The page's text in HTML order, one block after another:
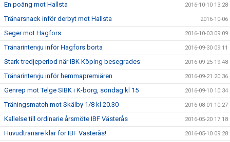
En poäng mot Hallsta 2016-10-10 13:28
Tränarsnack inför derbyt mot Hallsta 2016-10-06
Seger mot Hagfors 2016-10-03 09:09
Tränarintervju inför Hagfors borta 2016-09-30 09:11
Stark tredjeperiod när IBK Köping besegrades 2016-09-25 19:48
Tränarintervju inför hemmapremiären 2016-09-21 20:36
Genrep mot Telge SIBK i K-borg, söndag kl 15 2016-09-10 10:34
Träningsmatch mot Skälby 1/8 kl 20.30 2016-08-01 10:27
Kallelse till ordinarie årsmöte IBF Västerås 2016-05-20 17:18
Huvudtränare klar för IBF Västerås! 2016-05-10 09:28